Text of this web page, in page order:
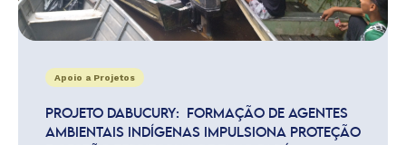
Apoio a Projetos
PROJETO DABUCURY: FORMAÇÃO DE AGENTES
AMBIENTAIS INDÍGENAS IMPULSIONA PROTEÇÃO